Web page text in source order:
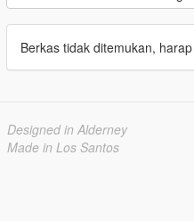
Berkas tidak ditemukan,
Designed in Alderney
Made in Los Santos